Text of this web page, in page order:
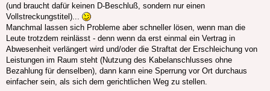
(und braucht dafür keinen D-Beschluß, sondern nur einen
Vollstreckungstitel)...
Manchmal lassen sich Probleme aber schneller lösen, wenn man die
Leute trotzdem reinlässt - denn wenn da erst einmal ein Vertrag in
Abwesenheit verlängert wird und/oder die Straftat der Erschleichung von
Leistungen im Raum steht (Nutzung des Kabelanschlusses ohne
Bezahlung für denselben), dann kann eine Sperrung vor Ort durchaus
einfacher sein, als sich dem gerichtlichen Weg zu stellen.